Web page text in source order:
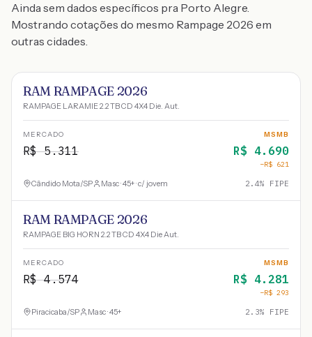
Ainda sem dados específicos pra Porto Alegre.
Mostrando cotações do mesmo Rampage 2026 em
outras cidades.
RAM RAMPAGE 2026
RAMPAGE LARAMIE 2.2 TB CD 4X4 Die. Aut.
MERCADO
R$5.311
MSMB
R$ 4.690
−R$ 621
Cândido Mota/SP Masc · 45+ · c/ jovem 2.4% FIPE
RAM RAMPAGE 2026
RAMPAGE BIG HORN 2.2 TB CD 4X4 Die Aut.
MERCADO
R$4.574
MSMB
R$ 4.281
−R$ 293
Piracicaba/SP Masc · 45+ 2.3% FIPE